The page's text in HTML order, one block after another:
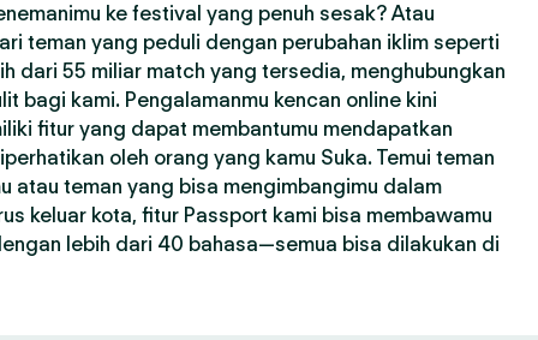
ke festival yang penuh sesak? Atau
teman yang peduli dengan perubahan iklim seperti
dari 55 miliar match yang tersedia, menghubungkan
bagi kami. Pengalamanmu kencan online kini
fitur yang dapat membantumu mendapatkan
oleh orang yang kamu Suka. Temui teman
atau teman yang bisa mengimbangimu dalam
keluar kota, fitur Passport kami bisa membawamu
lebih dari 40 bahasa—semua bisa dilakukan di